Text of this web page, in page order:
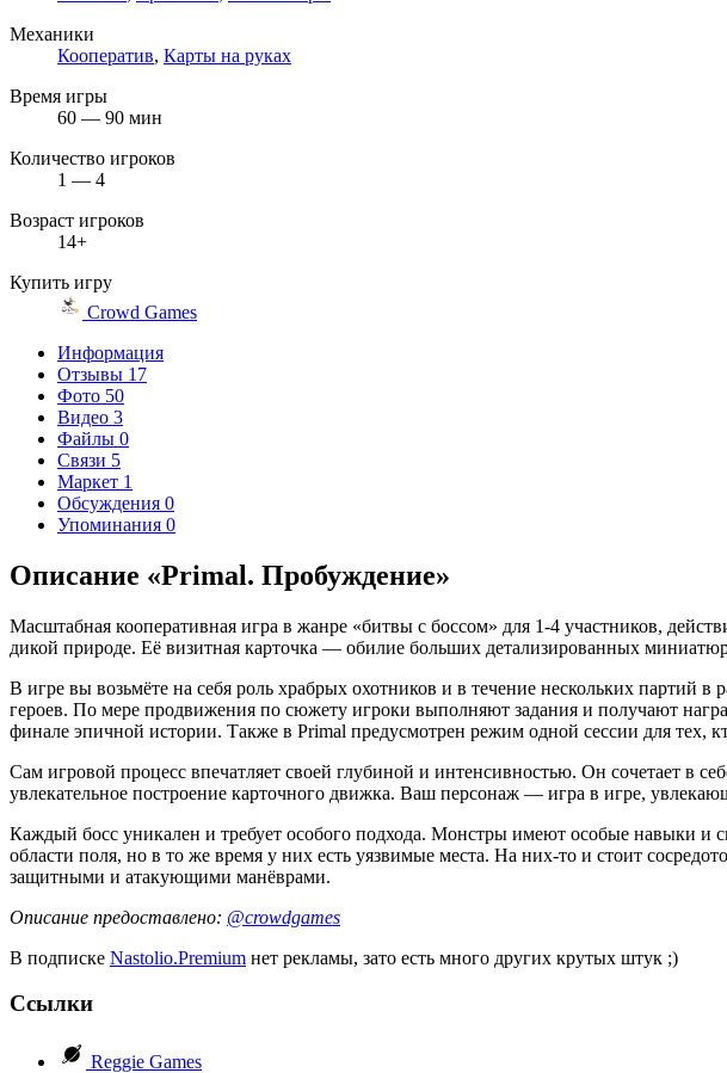
Механики
Кооператив, Карты на руках
Время игры
60 — 90 мин
Количество игроков
1 — 4
Возраст игроков
14+
Купить игру
Crowd Games
Информация
Отзывы 17
Фото 50
Видео 3
Файлы 0
Связи 5
Маркет 1
Обсуждения 0
Упоминания 0
Описание «Primal. Пробуждение»
Масштабная кооперативная игра в жанре «битвы с боссом» для 1-4 участников,
дикой природе. Её визитная карточка — обилие больших детализированных
В игре вы возьмёте на себя роль храбрых охотников и в течение нескольких партий
героев. По мере продвижения по сюжету игроки выполняют задания и получают
финале эпичной истории. Также в Primal предусмотрен режим одной сессии для тех,
Сам игровой процесс впечатляет своей глубиной и интенсивностью. Он сочетает в
увлекательное построение карточного движка. Ваш персонаж — игра в игре,
Каждый босс уникален и требует особого подхода. Монстры имеют особые навыки и
области поля, но в то же время у них есть уязвимые места. На них-то и стоит
защитными и атакующими манёврами.
Описание предоставлено: @crowdgames
В подписке Nastolio.Premium нет рекламы, зато есть много других крутых штук ;)
Ссылки
Reggie Games